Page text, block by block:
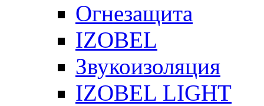
Огнезащита
IZOBEL
Звукоизоляция
IZOBEL LIGHT